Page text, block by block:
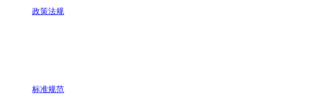
政策法规
标准规范